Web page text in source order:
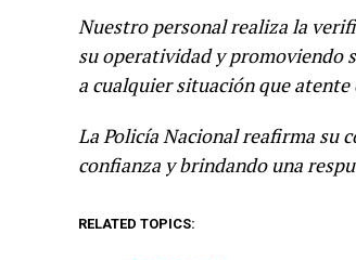
Nuestro personal realiza la
su operatividad y promoviendo
a cualquier situación que
La Policía Nacional reafirma su
confianza y brindando una
RELATED TOPICS: